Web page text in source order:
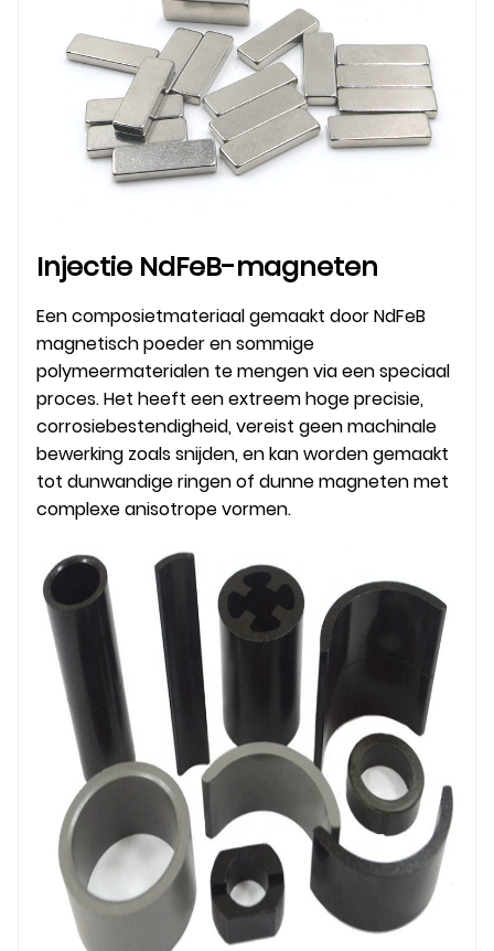
Injectie NdFeB-magneten
Een composietmateriaal gemaakt door NdFeB
magnetisch poeder en sommige
polymeermaterialen te mengen via een speciaal
proces. Het heeft een extreem hoge precisie,
corrosiebestendigheid, vereist geen machinale
bewerking zoals snijden, en kan worden gemaakt
tot dunwandige ringen of dunne magneten met
complexe anisotrope vormen.